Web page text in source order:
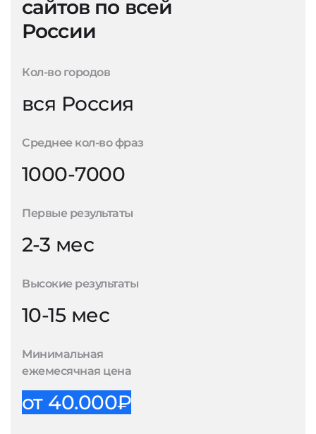
сайтов по всей
России
Кол-во городов
вся Россия
Среднее кол-во фраз
1000-7000
Первые результаты
2-3 мес
Высокие результаты
10-15 мес
Минимальная
ежемесячная цена
от 40.000₽